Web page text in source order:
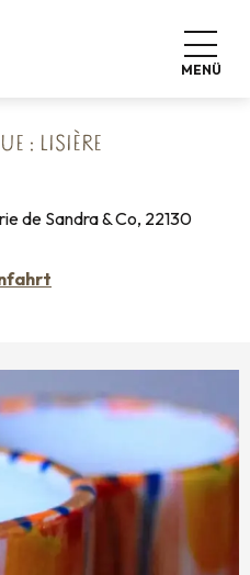
MENÜ
Veranstaltungskalender
: LISIÈRE
de Sandra & Co, 22130